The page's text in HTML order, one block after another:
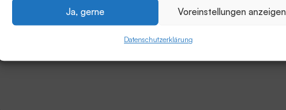
Ja, gerne Voreinstellungen anzeigen
Datenschutzerklärung